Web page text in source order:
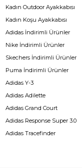
Kadın Outdoor Ayakkabısı
Kadın Koşu Ayakkabısı
Adidas İndirimli Ürünler
Nike İndirimli Ürünler
Skechers İndirimli Ürünler
Puma İndirimli Ürünler
Adidas Y-3
Adidas Adilette
Adidas Grand Court
Adidas Response Super 3.0
Adidas Tracefinder